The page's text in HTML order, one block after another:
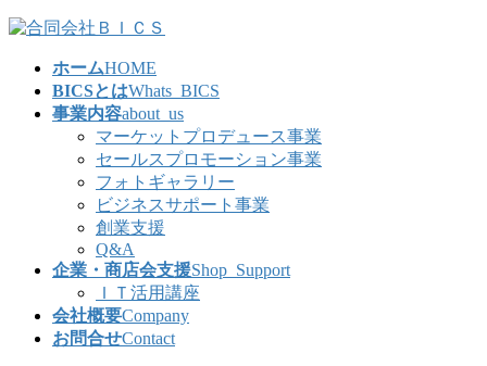
コ
ナ
ホームHOME
BICSとはWhats_BICS
事業内容about_us
マーケットプロデュース事業
セールスプロモーション事業
フォトギャラリー
ビジネスサポート事業
創業支援
Q&A
企業・商店会支援Shop_Support
ＩＴ活用講座
会社概要Company
お問合せContact